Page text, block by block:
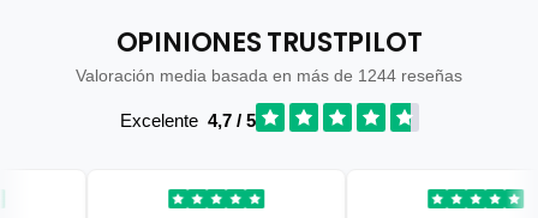
OPINIONES TRUSTPILOT
Valoración media basada en más de 1244 reseñas
Excelente 4,7 / 5